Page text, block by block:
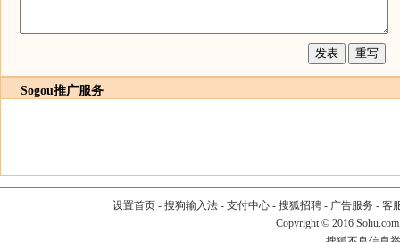
Sogou推广服务
设置首页- 搜狗输入法- 支付中心- 搜狐招聘- 广告服务 - 客
Copyright © 2016